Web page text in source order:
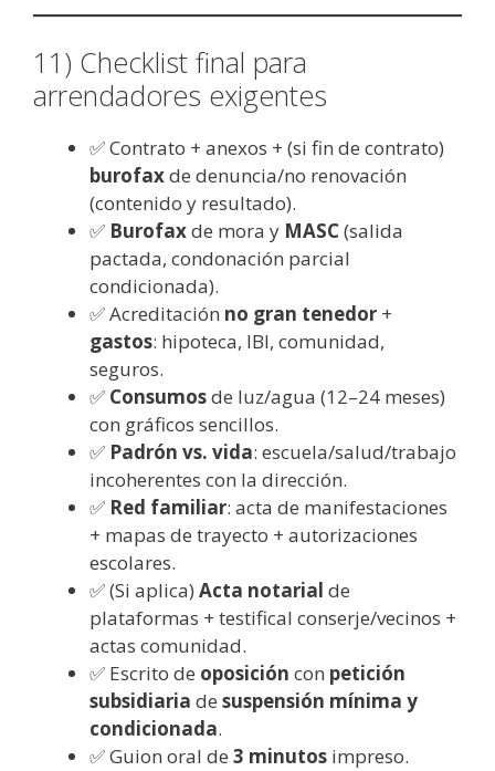
11) Checklist final para
arrendadores exigentes
✅ Contrato + anexos + (si fin de contrato)
burofaxde denuncia/no renovación
(contenido y resultado).
✅ Burofaxde mora y MASC(salida
pactada, condonación parcial
condicionada).
✅ Acreditación no gran tenedor +
gastos: hipoteca, IBI, comunidad,
seguros.
✅ Consumosde luz/agua (12–24 meses)
con gráficos sencillos.
✅ Padrón vs. vida: escuela/salud/trabajo
incoherentes con la dirección.
✅ Red familiar: acta de manifestaciones
+ mapas de trayecto + autorizaciones
escolares.
✅ (Si aplica) Acta notarial de
plataformas + testifical conserje/vecinos +
actas comunidad.
✅ Escrito de oposición con petición
subsidiaria de suspensión mínima y
condicionada.
✅ Guion oral de 3 minutos impreso.